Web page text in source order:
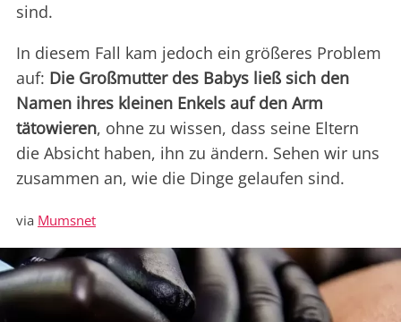
sind.
In diesem Fall kam jedoch ein größeres Problem
auf: Die Großmutter des Babys ließ sich den
Namen ihres kleinen Enkels auf den Arm
tätowieren, ohne zu wissen, dass seine Eltern
die Absicht haben, ihn zu ändern. Sehen wir uns
zusammen an, wie die Dinge gelaufen sind.
via Mumsnet